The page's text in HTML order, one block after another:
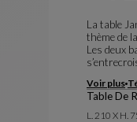
La table
thème de
Les deux
Voir plus
Table De
L. 210 X H.